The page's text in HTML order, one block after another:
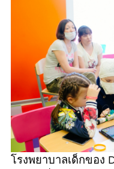
โรงพยาบาลเด็กของ